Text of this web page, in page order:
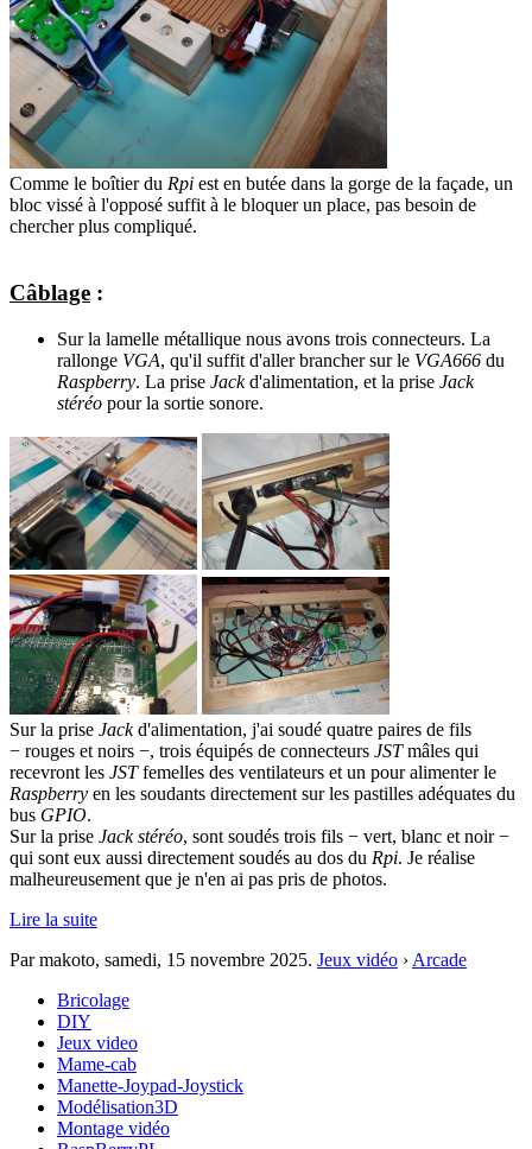
Comme le boîtier du Rpi est en butée dans la gorge de la façade, un
bloc vissé à l'opposé suffit à le bloquer un place, pas besoin de
chercher plus compliqué.
Câblage :
Sur la lamelle métallique nous avons trois connecteurs. La
rallonge VGA, qu'il suffit d'aller brancher sur le VGA666 du
Raspberry. La prise Jackd'alimentation, et la prise Jack
stéréo pour la sortie sonore.
Sur la prise Jackd'alimentation, j'ai soudé quatre paires de fils
− rouges et noirs −, trois équipés de connecteurs JSTmâles qui
recevront les JSTfemelles des ventilateurs et un pour alimenter le
Raspberry en les soudants directement sur les pastilles adéquates du
bus GPIO.
Sur la prise Jack stéréo, sont soudés trois fils − vert, blanc et noir −
qui sont eux aussi directement soudés au dos du Rpi. Je réalise
malheureusement que je n'en ai pas pris de photos.
Lire la suite
Par makoto, samedi, 15 novembre 2025. Jeux vidéo › Arcade
Bricolage
DIY
Jeux video
Mame-cab
Manette-Joypad-Joystick
Modélisation3D
Montage vidéo